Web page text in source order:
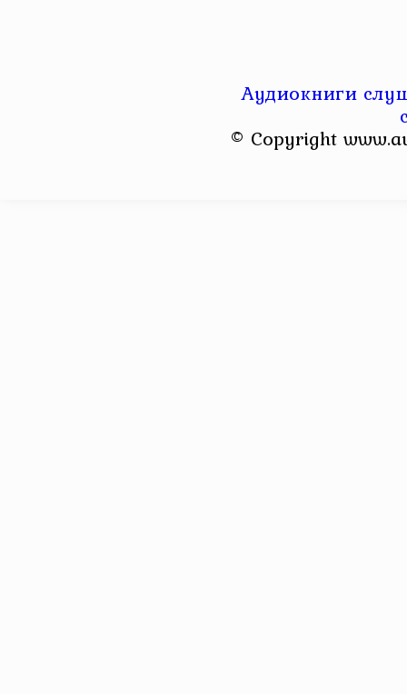
Аудиокниги
© Copyright